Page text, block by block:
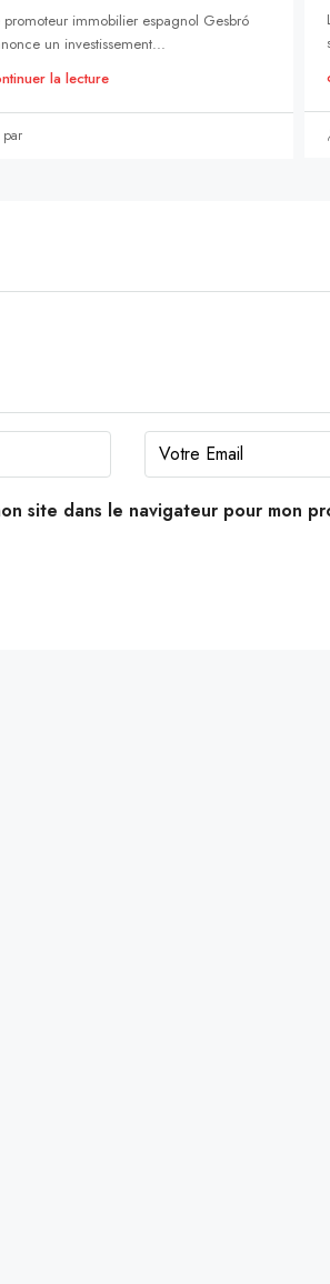
promoteur immobilier espagnol Gesbró
un investissement...
la lecture
par
site dans le navigateur pour mon